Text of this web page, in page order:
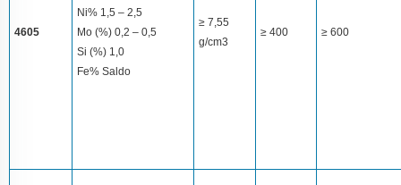
4605
Ni% 1,5 – 2,5
Mo (%) 0,2 – 0,5
Si (%) 1,0
Fe% Saldo
≥ 7,55
g/cm3
≥ 400 ≥ 600